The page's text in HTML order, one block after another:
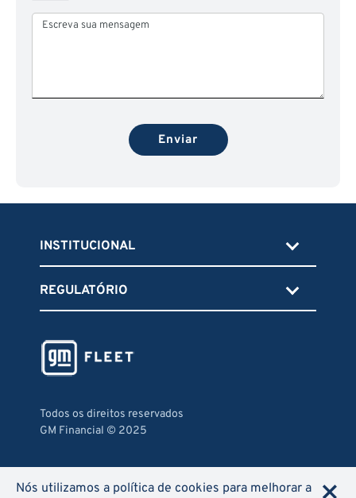
Escreva sua mensagem
Enviar
Nós utilizamos a política de cookies para melhorar a
INSTITUCIONAL
REGULATÓRIO
Todos os direitos reservados
GM Financial © 2025
Segurança e Privacidade